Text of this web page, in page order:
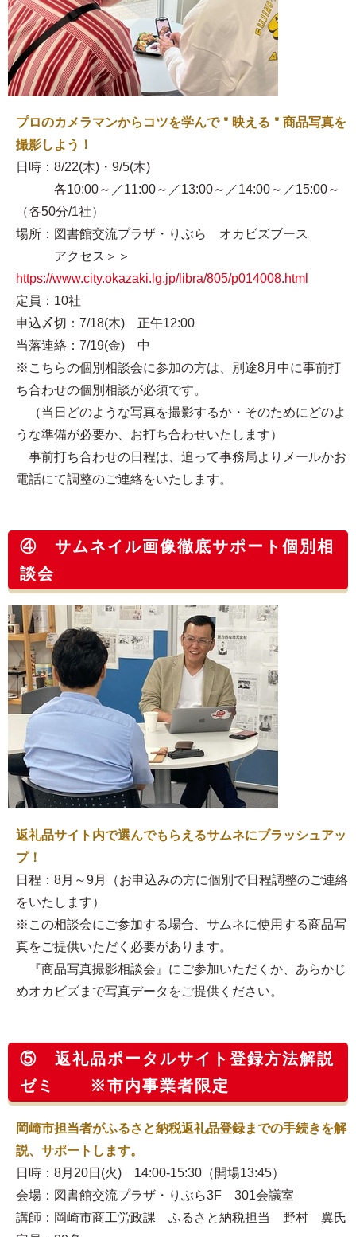
プロのカメラマンからコツを学んで＂映える＂商品写真を
撮影しよう！
日時：8/22(木)・9/5(木)
各10:00～／11:00～／13:00～／14:00～／15:00～
（各50分/1社）
場所：図書館交流プラザ・りぶら オカビズブース
アクセス＞＞
https://www.city.okazaki.lg.jp/libra/805/p014008.html
定員：10社
申込〆切：7/18(木) 正午12:00
当落連絡：7/19(金) 中
※こちらの個別相談会に参加の方は、別途8月中に事前打
ち合わせの個別相談が必須です。
（当日どのような写真を撮影するか・そのためにどのよ
うな準備が必要か、お打ち合わせいたします）
事前打ち合わせの日程は、追って事務局よりメールかお
電話にて調整のご連絡をいたします。
④ サムネイル画像徹底サポート個別相
談会
返礼品サイト内で選んでもらえるサムネにブラッシュアッ
プ！
日程：8月～9月（お申込みの方に個別で日程調整のご連絡
をいたします）
※この相談会にご参加する場合、サムネに使用する商品写
真をご提供いただく必要があります。
『商品写真撮影相談会』にご参加いただくか、あらかじ
めオカビズまで写真データをご提供ください。
⑤ 返礼品ポータルサイト登録方法解説
ゼミ ※市内事業者限定
岡崎市担当者がふるさと納税返礼品登録までの手続きを解
説、サポートします。
日時：8月20日(火) 14:00-15:30（開場13:45）
会場：図書館交流プラザ・りぶら3F 301会議室
講師：岡崎市商工労政課 ふるさと納税担当 野村 翼氏